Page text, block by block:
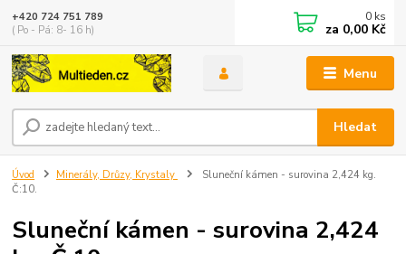
Menu
Hledat
+420 724 751 789
( Po - Pá: 8- 16 h)
0 ks
za 0,00 Kč
Úvod Minerály, Drůzy, Krystaly
Sluneční kámen - surovina 2,424 kg.
Č:10.
Sluneční kámen - surovina 2,424